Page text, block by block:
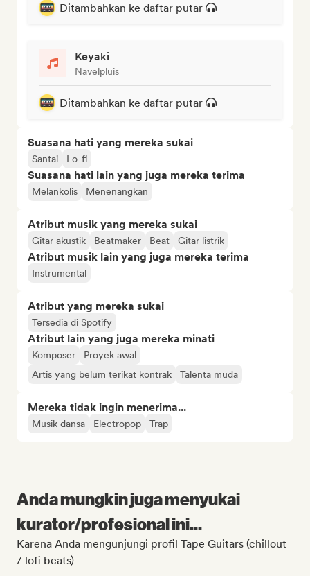
Ditambahkan ke daftar putar
Keyaki
Navelpluis
Ditambahkan ke daftar putar
Suasana hati yang mereka sukai
Santai Lo-fi
Suasana hati lain yang juga mereka terima
Melankolis Menenangkan
Atribut musik yang mereka sukai
Gitar akustik Beatmaker Beat Gitar listrik
Atribut musik lain yang juga mereka terima
Instrumental
Atribut yang mereka sukai
Tersedia di Spotify
Atribut lain yang juga mereka minati
Komposer
Proyek awal
Artis yang belum terikat kontrak
Talenta muda
Mereka tidak ingin menerima...
Musik dansa Electropop Trap
Anda mungkin juga menyukai
kurator/profesional ini...
Karena Anda mengunjungi profil Tape Guitars (chillout
/ lofi beats)